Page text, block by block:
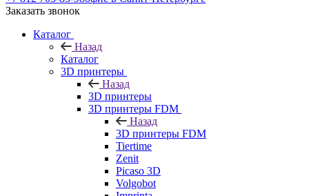
Заказать звонок
Каталог
Назад
Каталог
3D принтеры
Назад
3D принтеры
3D принтеры FDM
Назад
3D принтеры FDM
Tiertime
Zenit
Picaso 3D
Volgobot